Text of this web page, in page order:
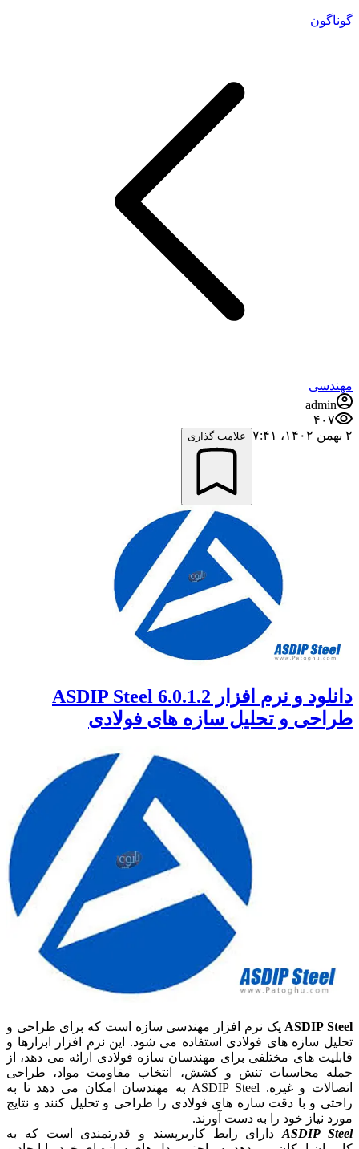
گوناگون
مهندسی
admin
۴۰۷
۲ بهمن ۱۴۰۲،‏ ۷:۴۱
علامت گذاری
دانلود و نرم افزار ASDIP Steel 6.0.1.2
طراحی و تحلیل سازه های فولادی
ASDIP Steelیک نرم افزار مهندسی سازه است که برای طراحی و
تحلیل سازه های فولادی استفاده می شود. این نرم افزار ابزارها و
قابلیت های مختلفی برای مهندسان سازه فولادی ارائه می دهد، از
جمله محاسبات تنش و کشش، انتخاب مقاومت مواد، طراحی
اتصالات و غیره. ASDIP Steel به مهندسان امکان می دهد تا به
راحتی و با دقت سازه های فولادی را طراحی و تحلیل کنند و نتایج
مورد نیاز خود را به دست آورند.
ASDIP Steelدارای رابط کاربرپسند و قدرتمندی است که به